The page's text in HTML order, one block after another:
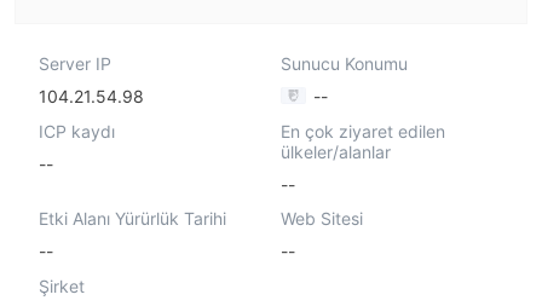
Server IP
104.21.54.98
Sunucu Konumu
--
ICP kaydı
--
En çok ziyaret edilen
ülkeler/alanlar
--
Etki Alanı Yürürlük Tarihi
--
Web Sitesi
--
Şirket